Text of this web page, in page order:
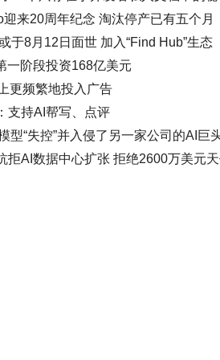
来20周年纪念 淘汰停产已有五个月
于8月12日面世 加入“Find Hub”生态
一阶段投资168亿美元
更频繁地投入广告
支持AI帮写、点评
型“失控”并入侵了另一家公司的AI巨
拒AI数据中心扩张 拒绝2600万美元